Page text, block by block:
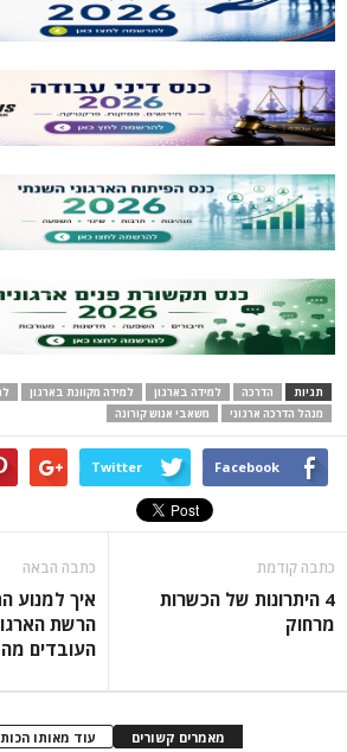
תגיות הדרכה למידה בארגון למידה מקוונת בארגון
מנהל הדרכה ארגוני
משאבי אנוש קורונה
Facebook
Twitter
כתבה קודמת
4 היתרונות של הכשרות
מרחוק
כתבה הבאה
איך למנוע
הרשת
העובדים
מאמרים קשורים עוד מאותו